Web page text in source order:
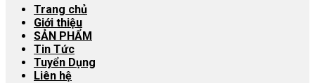
Trang chủ
Giới thiệu
SẢN PHẨM
Tin Tức
Tuyển Dụng
Liên hệ